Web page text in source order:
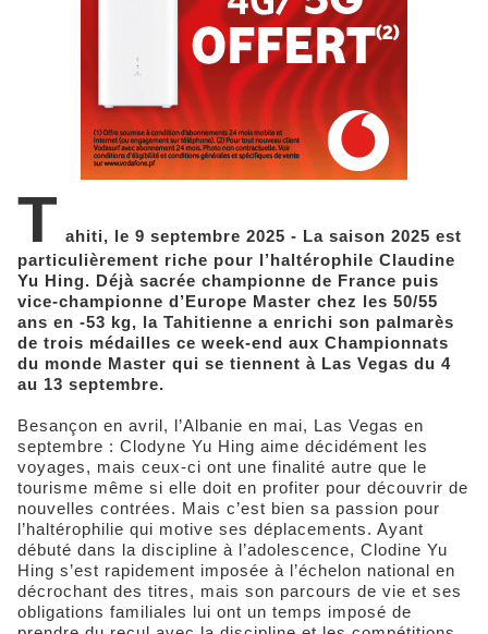
T ahiti, le 9 septembre 2025 - La saison 2025 est
particulièrement riche pour l’haltérophile Claudine
Yu Hing. Déjà sacrée championne de France puis
vice-championne d’Europe Master chez les 50/55
ans en -53 kg, la Tahitienne a enrichi son palmarès
de trois médailles ce week-end aux Championnats
du monde Master qui se tiennent à Las Vegas du 4
au 13 septembre.
Besançon en avril, l’Albanie en mai, Las Vegas en
septembre : Clodyne Yu Hing aime décidément les
voyages, mais ceux-ci ont une finalité autre que le
tourisme même si elle doit en profiter pour découvrir de
nouvelles contrées. Mais c’est bien sa passion pour
l’haltérophilie qui motive ses déplacements. Ayant
débuté dans la discipline à l’adolescence, Clodine Yu
Hing s’est rapidement imposée à l’échelon national en
décrochant des titres, mais son parcours de vie et ses
obligations familiales lui ont un temps imposé de